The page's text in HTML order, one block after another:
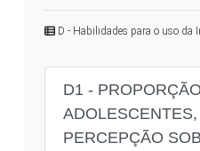
D - Habilidades para o uso da
D1 -
PERCEPÇÃO